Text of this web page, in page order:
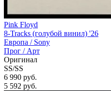
Pink Floyd
8-Tracks (голубой винил) '26
Европа / Sony
Прог / Арт
Оригинал
SS/SS
6 990 руб.
5 592 руб.